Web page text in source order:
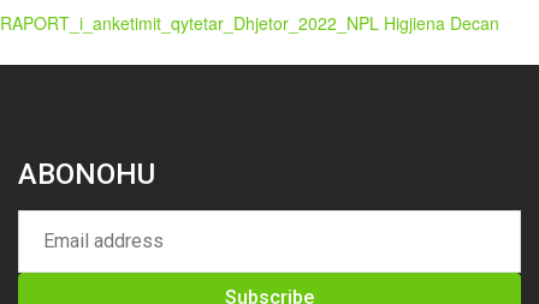
RAPORT_i_anketimit_qytetar_Dhjetor_2022_NPL Higjiena Decan
ABONOHU